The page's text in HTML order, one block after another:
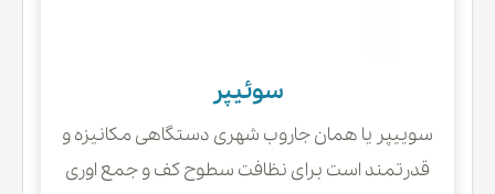
سوئیپر
سوییپر یا همان جاروب شهری دستگاهی مکانیزه و
قدرتمند است برای نظافت سطوح کف و جمع اوری